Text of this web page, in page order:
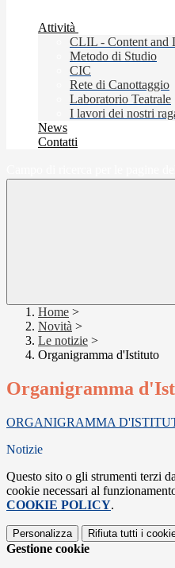
Attività
CLIL - Content and
Metodo di Studio
CIC
Rete di Canottaggio
Laboratorio Teatrale
I lavori dei nostri
News
Contatti
Home >
Novità >
Le notizie >
Organigramma d'Istituto
Organigramma
ORGANIGRAMMA
Notizie
Questo sito o gli strumenti terzi
cookie necessari al
COOKIE POLICY.
Personalizza Rifiuta tutti i
Gestione cookie